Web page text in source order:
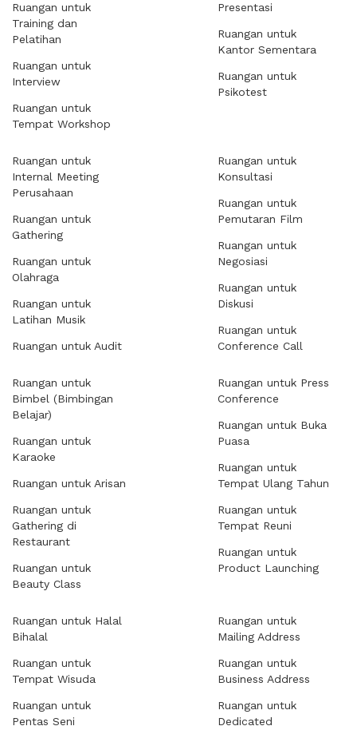
Ruangan untuk
Training dan
Pelatihan
Ruangan untuk
Interview
Ruangan untuk
Tempat Workshop
Presentasi
Ruangan untuk
Kantor Sementara
Ruangan untuk
Psikotest
Ruangan untuk
Internal Meeting
Perusahaan
Ruangan untuk
Gathering
Ruangan untuk
Olahraga
Ruangan untuk
Latihan Musik
Ruangan untuk Audit
Ruangan untuk
Konsultasi
Ruangan untuk
Pemutaran Film
Ruangan untuk
Negosiasi
Ruangan untuk
Diskusi
Ruangan untuk
Conference Call
Ruangan untuk
Bimbel (Bimbingan
Belajar)
Ruangan untuk
Karaoke
Ruangan untuk Arisan
Ruangan untuk
Gathering di
Restaurant
Ruangan untuk
Beauty Class
Ruangan untuk Press
Conference
Ruangan untuk Buka
Puasa
Ruangan untuk
Tempat Ulang Tahun
Ruangan untuk
Tempat Reuni
Ruangan untuk
Product Launching
Ruangan untuk Halal
Bihalal
Ruangan untuk
Tempat Wisuda
Ruangan untuk
Pentas Seni
Ruangan untuk
Mailing Address
Ruangan untuk
Business Address
Ruangan untuk
Dedicated